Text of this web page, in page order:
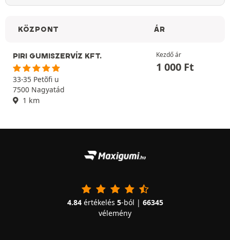
KÖZPONT ÁR
PIRI GUMISZERVÍZ KFT.
33-35 Petõfi u
7500 Nagyatád
1 km
Kezdő ár
1 000 Ft
4.84értékelés 5-ból | 66345
vélemény